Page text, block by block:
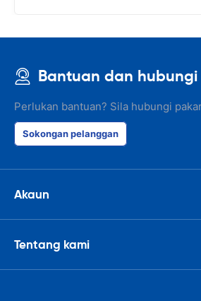
Bantuan dan hubungi
Perlukan bantuan? Sila hubungi
Sokongan pelanggan
Akaun
Tentang kami